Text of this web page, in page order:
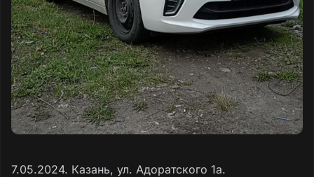
7.05.2024. Казань, ул. Адоратского 1а.